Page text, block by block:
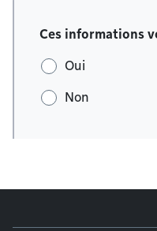
Ces informations
Oui
Non